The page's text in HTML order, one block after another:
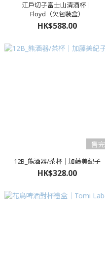
江戶切子富士山清酒杯｜
Floyd（欠包裝盒）
HK$588.00
售完
12B_熊酒器/茶杯｜加藤美紀子
HK$328.00